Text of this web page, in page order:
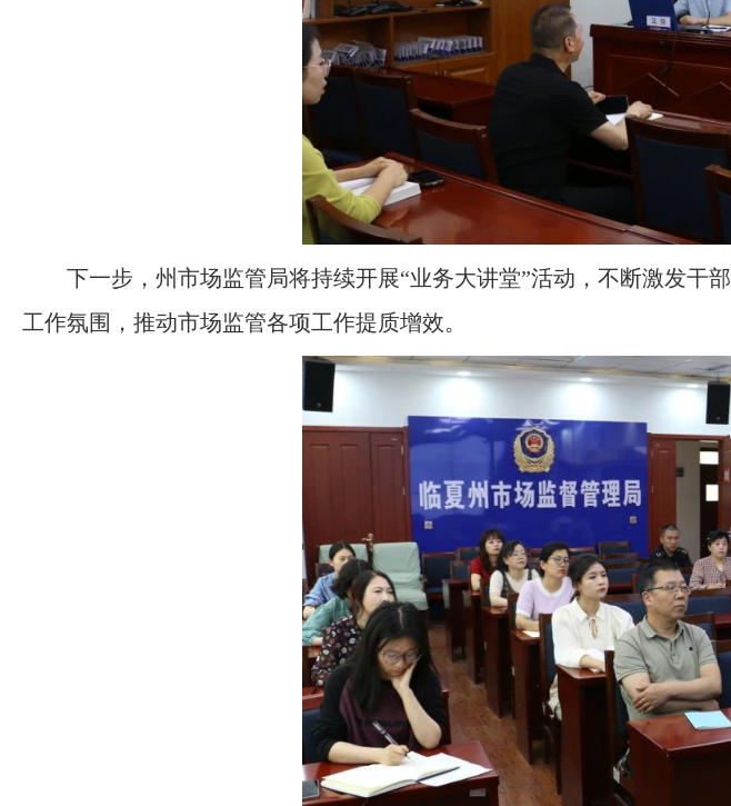
下一步，州市场监管局将持续开展“业务大讲堂”活动，不断激发
工作氛围，推动市场监管各项工作提质增效。